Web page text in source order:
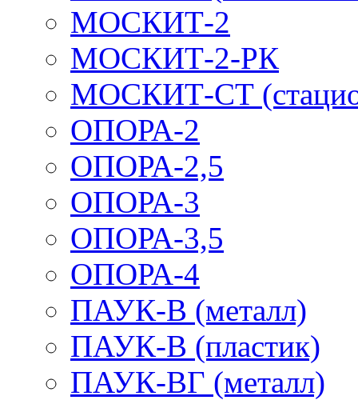
МОСКИТ-2
МОСКИТ-2-РК
МОСКИТ-СТ
ОПОРА-2
ОПОРА-2,5
ОПОРА-3
ОПОРА-3,5
ОПОРА-4
ПАУК-В (металл)
ПАУК-В (пластик)
ПАУК-ВГ (металл)